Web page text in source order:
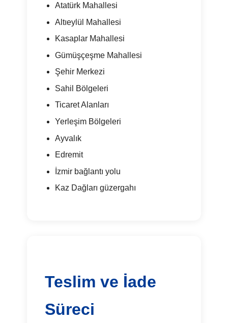
Atatürk Mahallesi
Altıeylül Mahallesi
Kasaplar Mahallesi
Gümüşçeşme Mahallesi
Şehir Merkezi
Sahil Bölgeleri
Ticaret Alanları
Yerleşim Bölgeleri
Ayvalık
Edremit
İzmir bağlantı yolu
Kaz Dağları güzergahı
Teslim ve İade
Süreci